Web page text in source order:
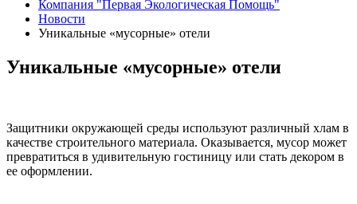
Компания "Первая Экологическая Помощь"
Новости
Уникальные «мусорные» отели
Уникальные «мусорные» отели
Защитники окружающей среды используют различный хлам в
качестве строительного материала. Оказывается, мусор может
превратиться в удивительную гостиницу или стать декором в
ее оформлении.